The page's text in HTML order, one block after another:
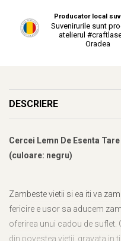
Producator local
Suvenirurile sunt
atelierul
Oradea
DESCRIERE
Cercei Lemn De Esenta
(culoare: negru)
Zambeste vietii si ea iti va
fericire e usor sa aducem
oferirea unui cadou de suflet.
din povestea vietii, gravata in